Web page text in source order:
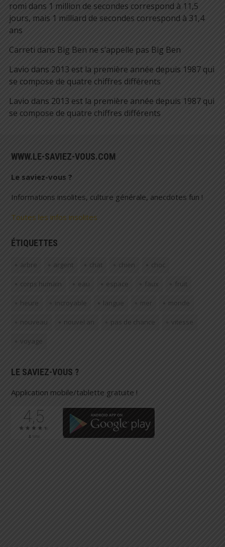
romi dans 1 million de secondes correspond à 11,5
jours, mais 1 milliard de secondes correspond à 31,4
ans
Carreti dans Big Ben ne s’appelle pas Big Ben
Lavio dans 2013 est la première année depuis 1987 qui
se compose de quatre chiffres différents
Lavio dans 2013 est la première année depuis 1987 qui
se compose de quatre chiffres différents
WWW.LE-SAVIEZ-VOUS.COM
Le saviez-vous ?
Informations insolites, culture générale, anecdotes fun !
Toutes les infos insolites
ÉTIQUETTES
arbre argent chat chien choc
corps humain eau espace faux fruit
heure incroyable langue mer monde
nouveau nouvel an pas de chance vitesse
voyage
LE SAVIEZ-VOUS ?
Application mobile/tablette gratuite !